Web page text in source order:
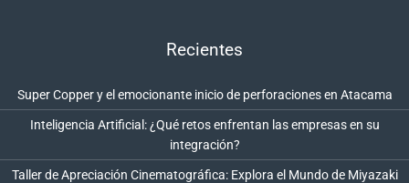
Recientes
Super Copper y el emocionante inicio de perforaciones en Atacama
Inteligencia Artificial: ¿Qué retos enfrentan las empresas en su
integración?
Taller de Apreciación Cinematográfica: Explora el Mundo de Miyazaki